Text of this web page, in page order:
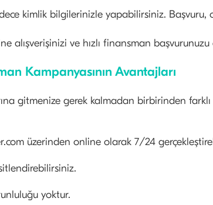
kimlik bilgilerinizle yapabilirsiniz. Başvuru,
alışverişinizi ve hızlı finansman
Kampanyasının Avantajları
gitmenize gerek kalmadan birbirinden
üzerinden online olarak 7/24
yoktur.